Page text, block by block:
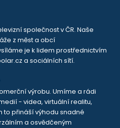
společnost v ČR. Naše
z měst a obcí
je k lidem prostřednictvím
a sociálních sítí.
výrobu. Umíme a rádi
- videa, virtuální realitu,
to přináší výhodu snadné
a osvědčeným